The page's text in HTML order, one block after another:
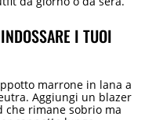
I TUOI
marrone in lana a
Aggiungi un blazer
che rimane sobrio ma